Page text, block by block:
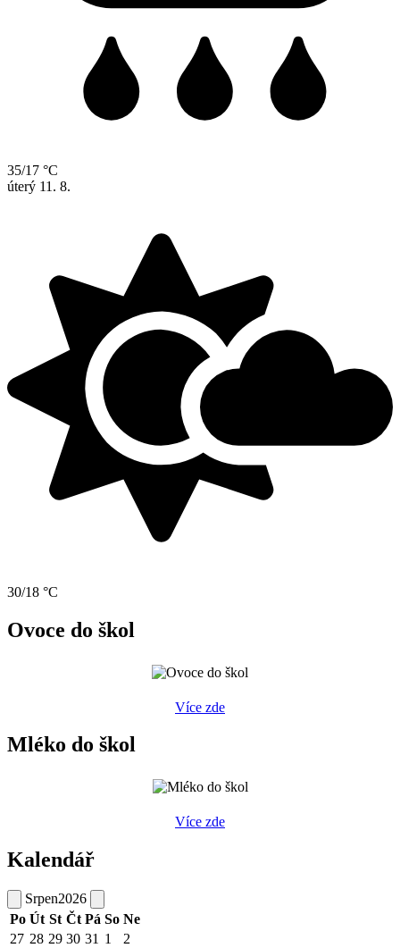
35/17 °C
úterý 11. 8.
30/18 °C
Ovoce do škol
Více zde
Mléko do škol
Více zde
Kalendář
Srpen2026
Po Út St Čt Pá So Ne
27 28 29 30 31 1
2